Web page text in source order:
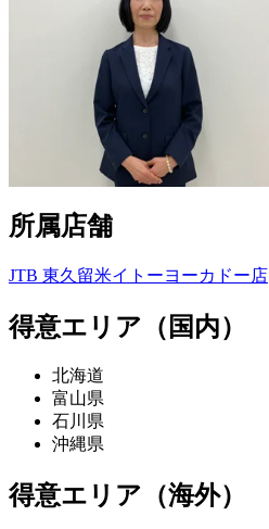
所属店舗
JTB 東久留米イトーヨーカドー店
得意エリア（国内）
北海道
富山県
石川県
沖縄県
得意エリア（海外）